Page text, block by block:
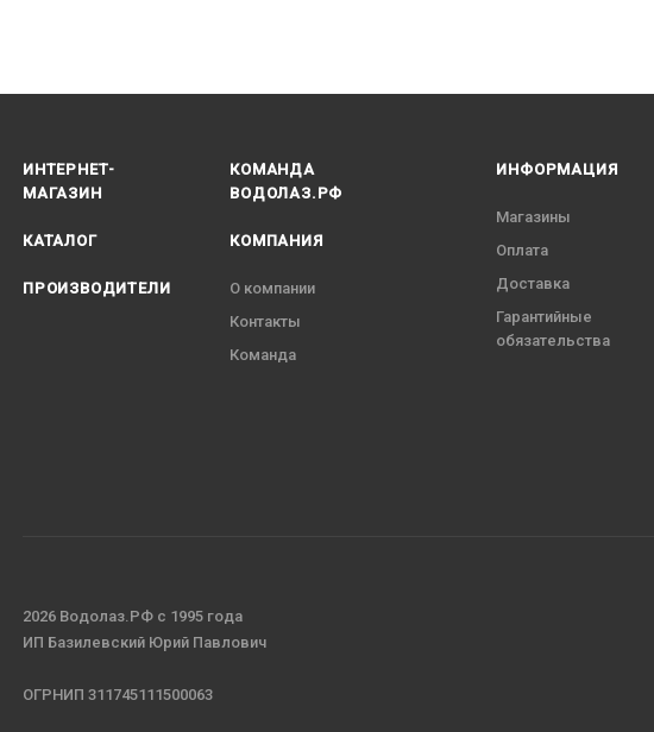
ИНТЕРНЕТ-
МАГАЗИН
КАТАЛОГ
ПРОИЗВОДИТЕЛИ
КОМАНДА
ВОДОЛАЗ.РФ
КОМПАНИЯ
О компании
Контакты
Команда
ИНФОРМАЦИЯ
Магазины
Оплата
Доставка
Гарантийные
обязательства
2026 Водолаз.РФ с 1995 года
ИП Базилевский Юрий Павлович
ОГРНИП 311745111500063